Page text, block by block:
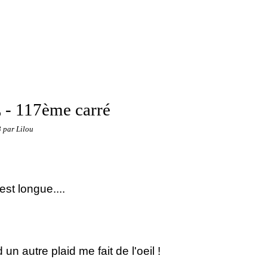
117ème carré
par Lilou
longue....
un autre plaid me fait de l'oeil !